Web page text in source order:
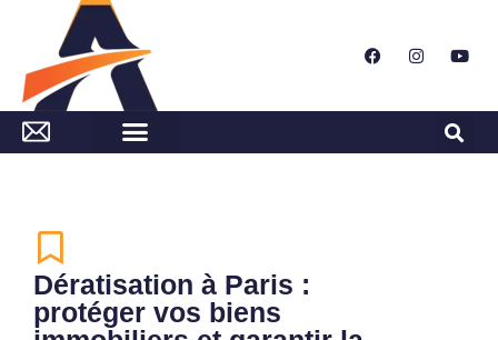
Dératisation à Paris :
protéger vos biens